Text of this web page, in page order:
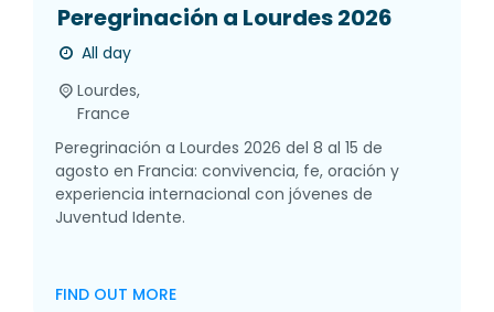
Peregrinación a Lourdes 2026
All day
Lourdes,
France
Peregrinación a Lourdes 2026 del 8 al 15 de
agosto en Francia: convivencia, fe, oración y
experiencia internacional con jóvenes de
Juventud Idente.
FIND OUT MORE